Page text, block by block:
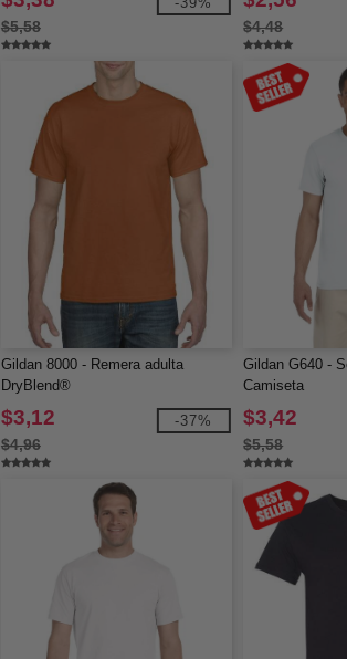
$5,58 $4,48
Gildan 8000 - Remera adulta
DryBlend®
$3,12
$4,96
-37%
Gildan G640 -
Camiseta
$3,42
$5,58